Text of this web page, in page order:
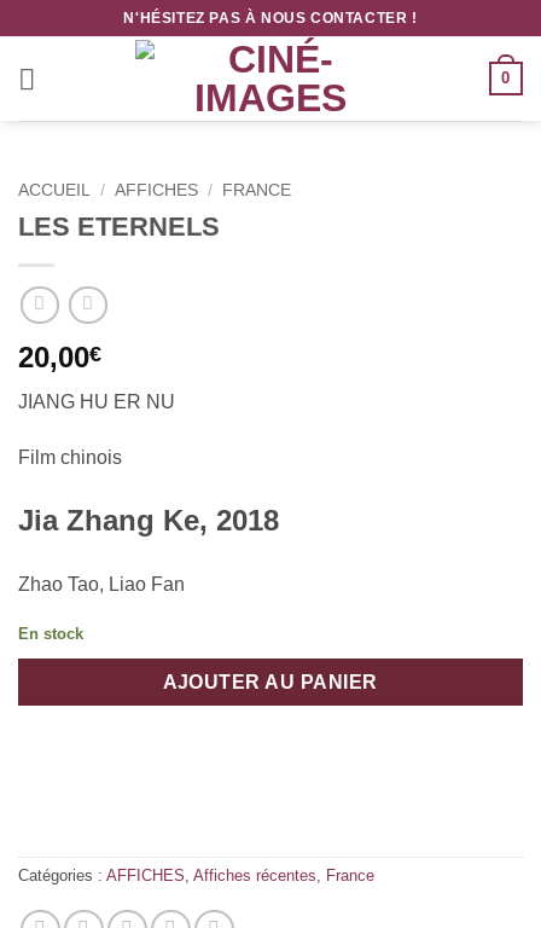
contenu
N'HÉSITEZ PAS À NOUS CONTACTER !
0
ACCUEIL / AFFICHES / FRANCE
LES ETERNELS
20,00€
JIANG HU ER NU
Film chinois
Jia Zhang Ke, 2018
Zhao Tao, Liao Fan
En stock
AJOUTER AU PANIER
Catégories : AFFICHES, Affiches récentes, France